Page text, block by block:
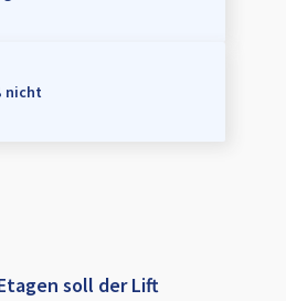
nicht
soll der Lift